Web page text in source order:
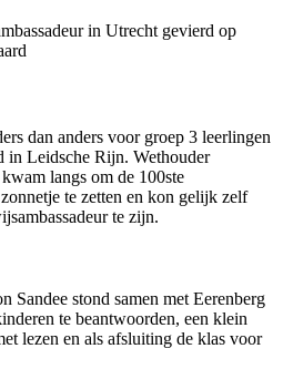
in Utrecht gevierd op
dan anders voor groep 3 leerlingen
in Leidsche Rijn. Wethouder
langs om de 100ste
te zetten en kon gelijk zelf
te zijn.
Sandee stond samen met Eerenberg
te beantwoorden, een klein
lezen en als afsluiting de klas voor